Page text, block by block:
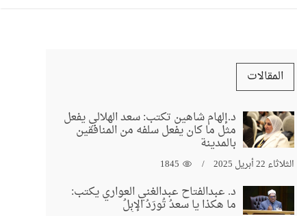
المقالات
د.إلهام شاهين تكتب: سعد الهلالي يفعل
مثل ما كان يفعل سلفه من المنافقين
بالمدينة
الثلاثاء 22 أبريل 2025 1845
د. عبدالفتاح عبدالغني العواري يكتب:
ما هكذا يا سعدُ تُورَدُ الإبِلُ